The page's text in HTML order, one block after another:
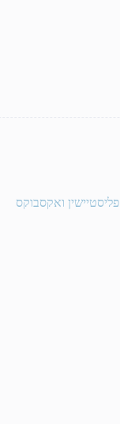
פליסטיישין ואקסבוקס